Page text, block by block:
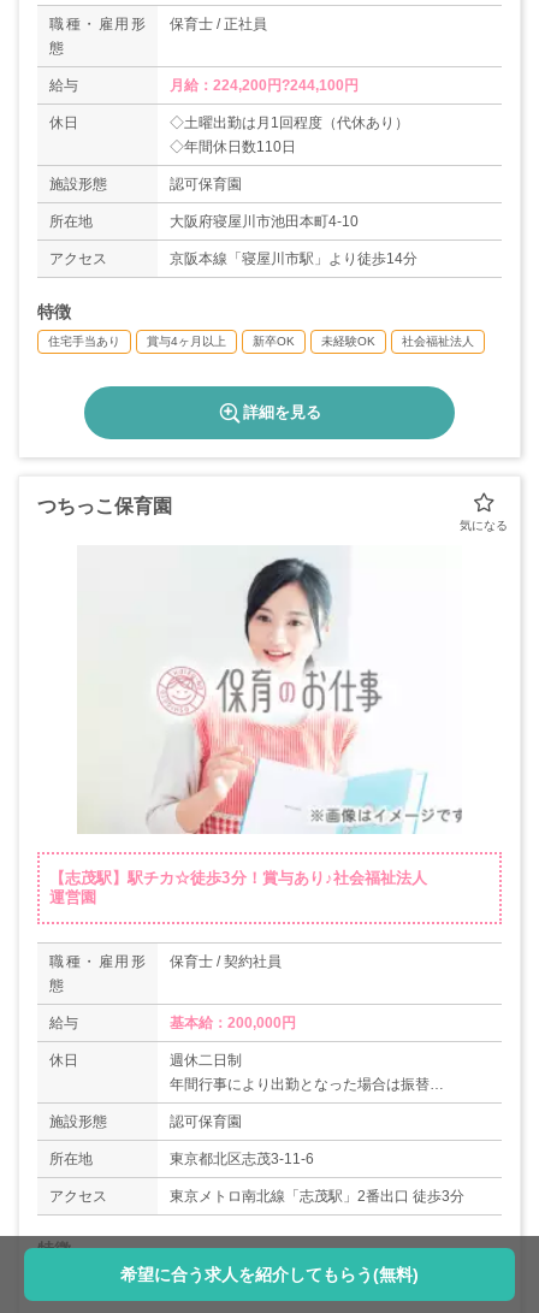
職種・雇用形
態
保育士 / 正社員
給与 月給：224,200円?244,100円
休日
◇土曜出勤は月1回程度（代休あり）
◇年間休日数110日
施設形態 認可保育園
所在地 大阪府寝屋川市池田本町4-10
アクセス 京阪本線「寝屋川市駅」より徒歩14分
特徴
住宅手当あり 賞与4ヶ月以上 新卒OK 未経験OK 社会福祉法人
詳細を見る
つちっこ保育園
【志茂駅】駅チカ☆徒歩3分！賞与あり♪社会福祉法人
運営園
職種・雇用形
態
保育士 / 契約社員
給与 基本給：200,000円
休日
週休二日制
年間行事により出勤となった場合は振替
施設形態 認可保育園
所在地 東京都北区志茂3-11-6
アクセス 東京メトロ南北線「志茂駅」2番出口 徒歩3分
特徴
希望に合う求人を紹介してもらう(無料)